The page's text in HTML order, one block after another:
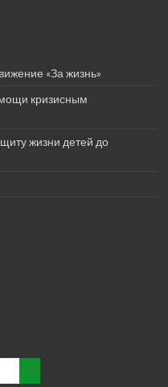
«За жизнь»
кризисным
жизни детей до